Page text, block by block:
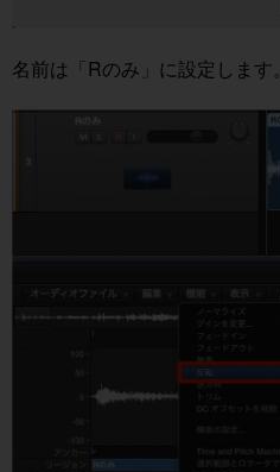
名前は「Rのみ」に設定します。